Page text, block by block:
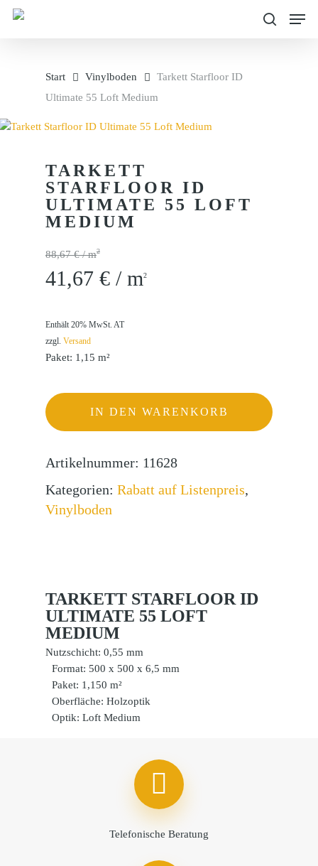
Skip
Menu
Start Vinylboden
Tarkett Starfloor ID
Ultimate 55 Loft Medium
TARKETT
STARFLOOR ID
ULTIMATE 55 LOFT
MEDIUM
88,67 € / m2
41,67 € / m2
Enthält 20% MwSt. AT
zzgl. Versand
Paket: 1,15 m²
IN DEN WARENKORB
Artikelnummer: 11628
Kategorien: Rabatt auf Listenpreis,
Vinylboden
TARKETT STARFLOOR ID
ULTIMATE 55 LOFT
MEDIUM
Nutzschicht: 0,55 mm
Format: 500 x 500 x 6,5 mm
Paket: 1,150 m²
Oberfläche: Holzoptik
Optik: Loft Medium
Telefonische Beratung